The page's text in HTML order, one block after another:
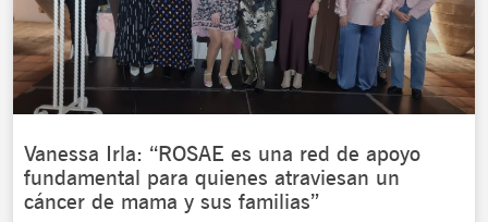
Vanessa Irla: “ROSAE es una red de apoyo
fundamental para quienes atraviesan un
cáncer de mama y sus familias”